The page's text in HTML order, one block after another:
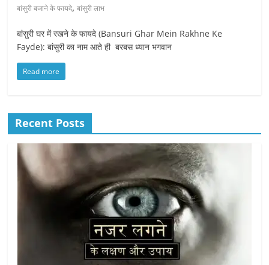
बांसुरी बजाने के फायदे,बांसुरी लाभ
बांसुरी घर में रखने के फायदे (Bansuri Ghar Mein Rakhne Ke
Fayde): बांसुरी का नाम आते ही बरबस ध्यान भगवान
Read more
Recent Posts